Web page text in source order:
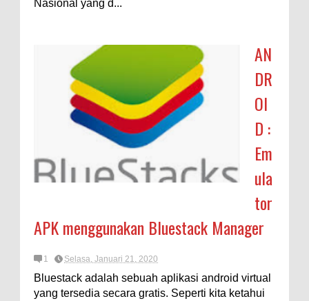
Nasional yang d...
AN
DR
OI
D :
Em
ula
tor
APK menggunakan Bluestack Manager
1 Selasa, Januari 21, 2020
Bluestack adalah sebuah aplikasi android virtual
yang tersedia secara gratis. Seperti kita ketahui